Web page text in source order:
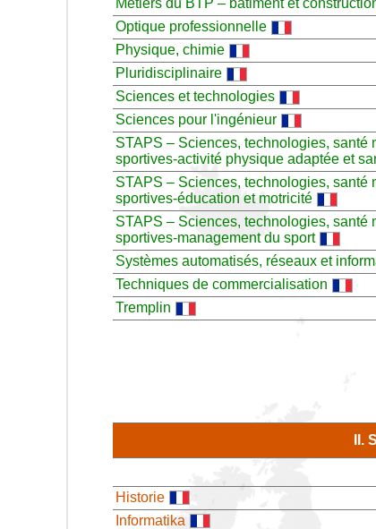
Optique professionnelle
Physique, chimie
Pluridisciplinaire
Sciences et technologies
Sciences pour l'ingénieur
STAPS – Sciences, technologies,
sportives-activité physique adaptée et
STAPS – Sciences, technologies,
sportives-éducation et motricité
STAPS – Sciences, technologies,
sportives-management du sport
Systèmes automatisés, réseaux et
Techniques de commercialisation
Tremplin
II.
Historie
Informatika